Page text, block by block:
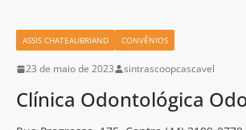
o
o
k
ASSIS CHATEAUBRIAND CONVÊNIOS
23 de maio de 2023 sintrascoopcascavel
Clínica Odontológica